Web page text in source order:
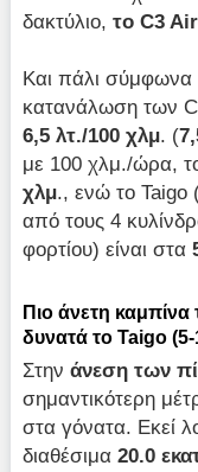
δακτύλιο,τοC3
Και πάλι σύμφωνα
κατανάλωση των
6,5 λτ./100 χλμ. (
με 100 χλμ./ώρα,
χλμ., ενώ το Taigo
από τους 4
φορτίου) είναι στα
Πιο άνετη
δυνατά το Taigo (5-
Στηνάνεση των
σημαντικότερη
στα γόνατα. Εκεί
διαθέσιμα20.0